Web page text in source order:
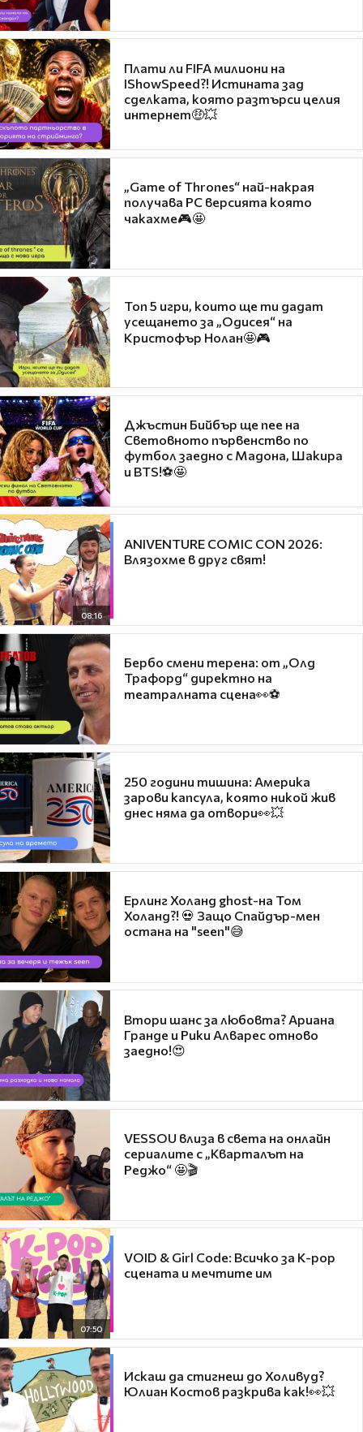
Плати ли FIFA милиони на
IShowSpeed?! Истината зад
сделката, която разтърси целия
интернет🤑💥
„Game of Thrones“ най-накрая
получава PC версията която
чакахме🎮🤩
Топ 5 игри, които ще ти дадат
усещането за „Одисея“ на
Кристофър Нолан🤩🎮
Джъстин Бийбър ще пее на
Световното първенство по
футбол заедно с Мадона, Шакира
и BTS!⚽🤩
08:16
ANIVENTURE COMIC CON 2026:
Влязохме в друг свят!
Бербо смени терена: от „Олд
Трафорд“ директно на
театралната сцена👀⚽
250 години тишина: Америка
зарови капсула, която никой жив
днес няма да отвори👀💥
Ерлинг Холанд ghost-на Том
Холанд?! 💀 Защо Спайдър-мен
остана на "seen"😅
Втори шанс за любовта? Ариана
Гранде и Рики Алварес отново
заедно!😍
VESSOU влиза в света на онлайн
сериалите с „Кварталът на
Реджо“ 🤩🎬
07:50
VOID & Girl Code: Всичко за K-pop
сцената и мечтите им
Искаш да стигнеш до Холивуд?
Юлиан Костов разкрива как!👀💥